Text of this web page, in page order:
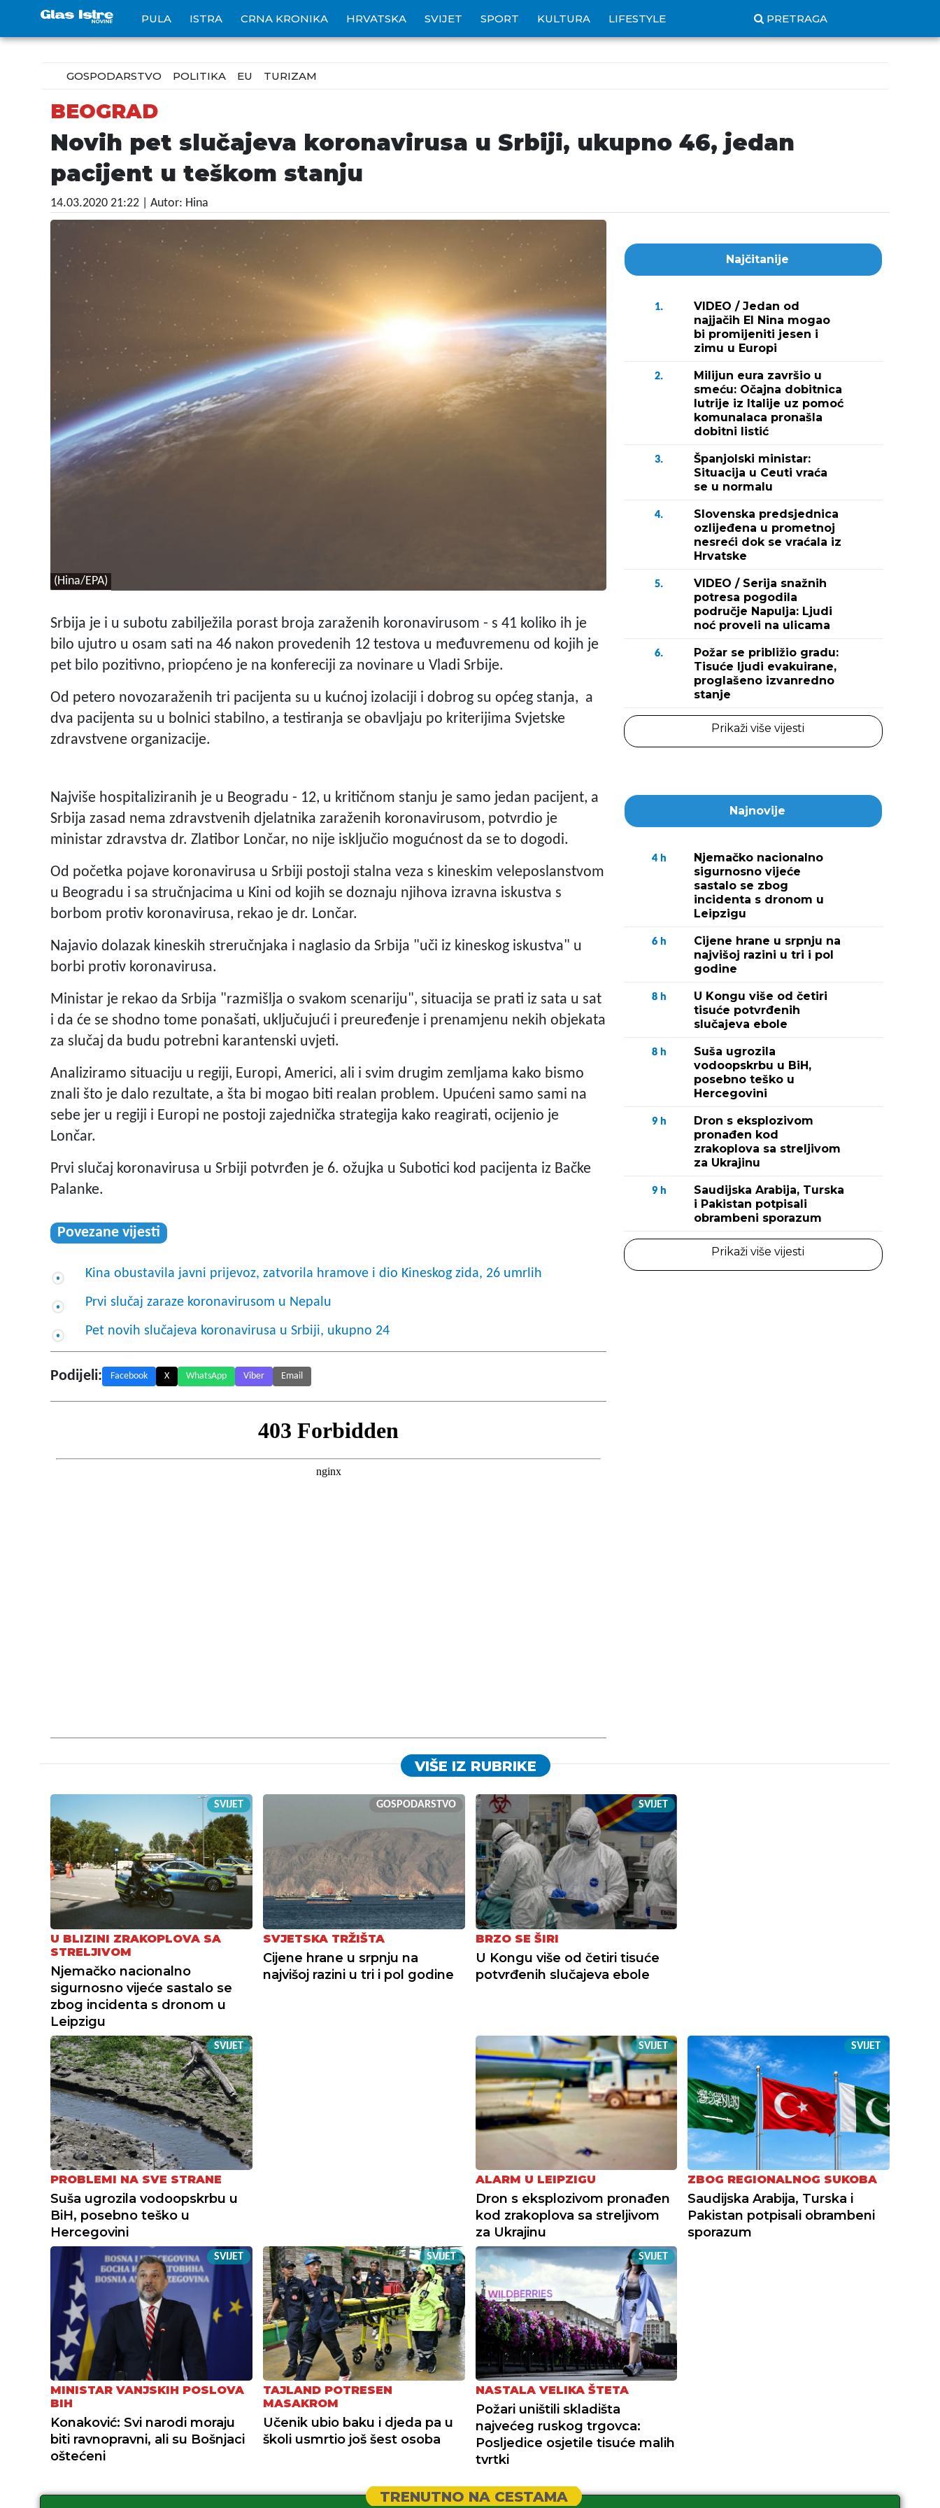
PULA ISTRA CRNA KRONIKA HRVATSKA SVIJET SPORT KULTURA LIFESTYLE PRETRAGA
GOSPODARSTVO POLITIKA EU TURIZAM
BEOGRAD
Novih pet slučajeva koronavirusa u Srbiji, ukupno 46, jedan
pacijent u teškom stanju
14.03.2020 21:22 | Autor: Hina
(Hina/EPA)
Srbija je i u subotu zabilježila porast broja zaraženih koronavirusom - s 41 koliko ih je
bilo ujutro u osam sati na 46 nakon provedenih 12 testova u međuvremenu od kojih je
pet bilo pozitivno, priopćeno je na konfereciji za novinare u Vladi Srbije.
Od petero novozaraženih tri pacijenta su u kućnoj izolaciji i dobrog su općeg stanja, a
dva pacijenta su u bolnici stabilno, a testiranja se obavljaju po kriterijima Svjetske
zdravstvene organizacije.
Najviše hospitaliziranih je u Beogradu - 12, u kritičnom stanju je samo jedan pacijent, a
Srbija zasad nema zdravstvenih djelatnika zaraženih koronavirusom, potvrdio je
ministar zdravstva dr. Zlatibor Lončar, no nije isključio mogućnost da se to dogodi.
Od početka pojave koronavirusa u Srbiji postoji stalna veza s kineskim veleposlanstvom
u Beogradu i sa stručnjacima u Kini od kojih se doznaju njihova izravna iskustva s
borbom protiv koronavirusa, rekao je dr. Lončar.
Najavio dolazak kineskih streručnjaka i naglasio da Srbija "uči iz kineskog iskustva" u
borbi protiv koronavirusa.
Ministar je rekao da Srbija "razmišlja o svakom scenariju", situacija se prati iz sata u sat
i da će se shodno tome ponašati, uključujući i preuređenje i prenamjenu nekih objekata
za slučaj da budu potrebni karantenski uvjeti.
Analiziramo situaciju u regiji, Europi, Americi, ali i svim drugim zemljama kako bismo
znali što je dalo rezultate, a šta bi mogao biti realan problem. Upućeni samo sami na
sebe jer u regiji i Europi ne postoji zajednička strategija kako reagirati, ocijenio je
Lončar.
Prvi slučaj koronavirusa u Srbiji potvrđen je 6. ožujka u Subotici kod pacijenta iz Bačke
Palanke.
Povezane vijesti
Kina obustavila javni prijevoz, zatvorila hramove i dio Kineskog zida, 26 umrlih
Prvi slučaj zaraze koronavirusom u Nepalu
Pet novih slučajeva koronavirusa u Srbiji, ukupno 24
Podijeli: Facebook X WhatsApp Viber Email
Najčitanije
1.
VIDEO / Jedan od
najjačih El Nina mogao
bi promijeniti jesen i
zimu u Europi
2.
Milijun eura završio u
smeću: Očajna dobitnica
lutrije iz Italije uz pomoć
komunalaca pronašla
dobitni listić
3.
Španjolski ministar:
Situacija u Ceuti vraća
se u normalu
4.
Slovenska predsjednica
ozlijeđena u prometnoj
nesreći dok se vraćala iz
Hrvatske
5.
VIDEO / Serija snažnih
potresa pogodila
područje Napulja: Ljudi
noć proveli na ulicama
6.
Požar se približio gradu:
Tisuće ljudi evakuirane,
proglašeno izvanredno
stanje
Prikaži više vijesti
Najnovije
4 h
Njemačko nacionalno
sigurnosno vijeće
sastalo se zbog
incidenta s dronom u
Leipzigu
6 h
Cijene hrane u srpnju na
najvišoj razini u tri i pol
godine
8 h
U Kongu više od četiri
tisuće potvrđenih
slučajeva ebole
8 h
Suša ugrozila
vodoopskrbu u BiH,
posebno teško u
Hercegovini
9 h
Dron s eksplozivom
pronađen kod
zrakoplova sa streljivom
za Ukrajinu
9 h
Saudijska Arabija, Turska
i Pakistan potpisali
obrambeni sporazum
Prikaži više vijesti
VIŠE IZ RUBRIKE
SVIJET
U BLIZINI ZRAKOPLOVA SA
STRELJIVOM
Njemačko nacionalno
sigurnosno vijeće sastalo se
zbog incidenta s dronom u
Leipzigu
GOSPODARSTVO
SVJETSKA TRŽIŠTA
Cijene hrane u srpnju na
najvišoj razini u tri i pol godine
SVIJET
BRZO SE ŠIRI
U Kongu više od četiri tisuće
potvrđenih slučajeva ebole
SVIJET
PROBLEMI NA SVE STRANE
Suša ugrozila vodoopskrbu u
BiH, posebno teško u
Hercegovini
SVIJET
ALARM U LEIPZIGU
Dron s eksplozivom pronađen
kod zrakoplova sa streljivom
za Ukrajinu
SVIJET
ZBOG REGIONALNOG SUKOBA
Saudijska Arabija, Turska i
Pakistan potpisali obrambeni
sporazum
SVIJET
MINISTAR VANJSKIH POSLOVA
BIH
Konaković: Svi narodi moraju
biti ravnopravni, ali su Bošnjaci
oštećeni
SVIJET
TAJLAND POTRESEN
MASAKROM
Učenik ubio baku i djeda pa u
školi usmrtio još šest osoba
SVIJET
NASTALA VELIKA ŠTETA
Požari uništili skladišta
najvećeg ruskog trgovca:
Posljedice osjetile tisuće malih
tvrtki
TRENUTNO NA CESTAMA